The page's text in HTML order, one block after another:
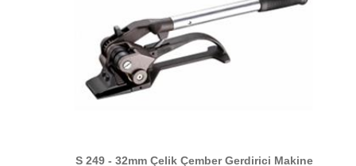
S 249 - 32mm Çelik Çember Gerdirici Makine